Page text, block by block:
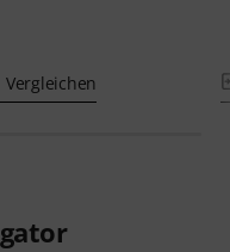
Vergleichen